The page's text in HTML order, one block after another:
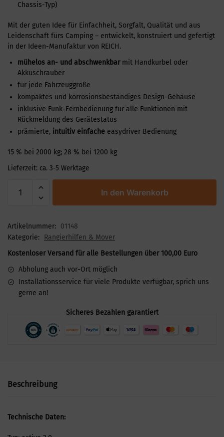
Chassis-Typ)
Mit der guten Idee für Einfachheit, Sorgfalt, Qualität und aus
Leidenschaft fürs Camping – entwickelt, konstruiert und gefertigt
in der Ideen-Manufaktur von REICH.
mühelos an- und abschwenkbarmit Handkurbel oder
Akkuschrauber
für jede Fahrzeuggröße
kompaktes und korrosionsbeständiges Design-Gehäuse
inklusive Funk-Fernbedienung für alle Funktionen mit
Rückmeldung des Gerätestatus
prämierte, intuitiv einfache easydriver Bedienung
15 % bei 2000 kg; 28 % bei 1200 kg
Lieferzeit: ca. 3-5 Werktage
In den Warenkorb
Artikelnummer: 01148
Kategorie: Rangierhilfen & Mover
Kostenloser Versand für alle Bestellungen über 100,00 Euro
Abholung auch vor-Ort möglich
Installationsservice für viele Produkte verfügbar, sprich uns
gerne an!
Sicheres Bezahlen garantiert
Beschreibung
Technische Daten: